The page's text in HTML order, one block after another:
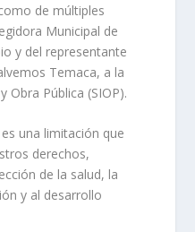
de múltiples
Municipal de
y del representante
Temaca, a la
Obra Pública (SIOP).
una limitación que
derechos,
de la salud, la
y al desarrollo